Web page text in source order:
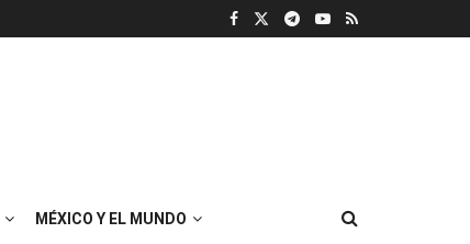
MÉXICO Y EL MUNDO